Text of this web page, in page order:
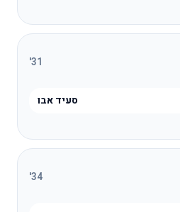
31
'
סעיד אבו
34
'